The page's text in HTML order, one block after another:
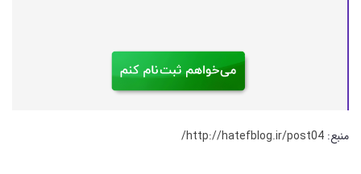
منبع: http://hatefblog.ir/post04/